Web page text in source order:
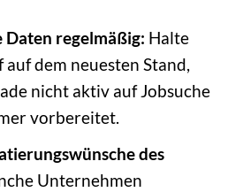
regelmäßig: Halte
dem neuesten Stand,
nicht aktiv auf Jobsuche
vorbereitet.
des
Unternehmen